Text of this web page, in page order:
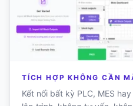
TÍCH HỢP KHÔNG CẦN
Kết nối bất kỳ PLC, MES